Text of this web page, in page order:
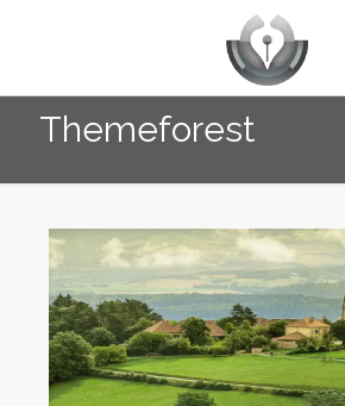
Themeforest